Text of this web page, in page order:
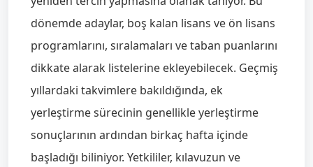
dönemde adaylar, boş kalan lisans ve ön lisans
programlarını, sıralamaları ve taban puanlarını
dikkate alarak listelerine ekleyebilecek. Geçmiş
yıllardaki takvimlere bakıldığında, ek
yerleştirme sürecinin genellikle yerleştirme
sonuçlarının ardından birkaç hafta içinde
başladığı biliniyor. Yetkililer, kılavuzun ve